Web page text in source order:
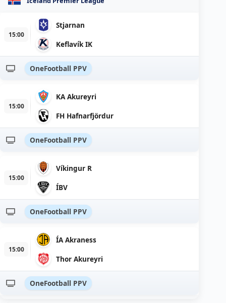
15:00
Stjarnan
Keflavík IK
OneFootball PPV
15:00
KA Akureyri
FH Hafnarfjördur
OneFootball PPV
15:00
Víkingur R
ÍBV
OneFootball PPV
15:00
ÍA Akraness
Thor Akureyri
OneFootball PPV